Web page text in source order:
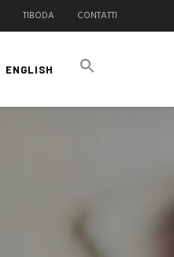
TIBODA CONTATTI
ENGLISH